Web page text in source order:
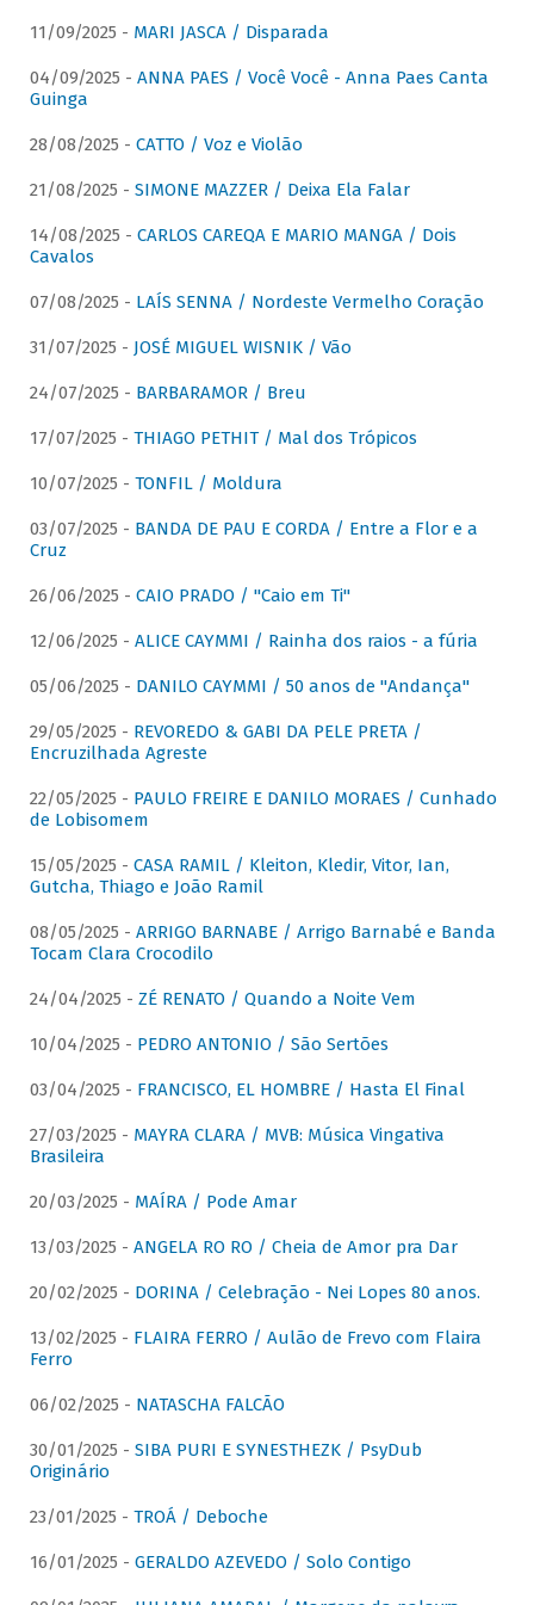
11/09/2025 - MARI JASCA / Disparada
04/09/2025 - ANNA PAES / Você Você - Anna Paes Canta
Guinga
28/08/2025 - CATTO / Voz e Violão
21/08/2025 - SIMONE MAZZER / Deixa Ela Falar
14/08/2025 - CARLOS CAREQA E MARIO MANGA / Dois
Cavalos
07/08/2025 - LAÍS SENNA / Nordeste Vermelho Coração
31/07/2025 - JOSÉ MIGUEL WISNIK / Vão
24/07/2025 - BARBARAMOR / Breu
17/07/2025 - THIAGO PETHIT / Mal dos Trópicos
10/07/2025 - TONFIL / Moldura
03/07/2025 - BANDA DE PAU E CORDA / Entre a Flor e a
Cruz
26/06/2025 - CAIO PRADO / "Caio em Ti"
12/06/2025 - ALICE CAYMMI / Rainha dos raios - a fúria
05/06/2025 - DANILO CAYMMI / 50 anos de "Andança"
29/05/2025 - REVOREDO & GABI DA PELE PRETA /
Encruzilhada Agreste
22/05/2025 - PAULO FREIRE E DANILO MORAES / Cunhado
de Lobisomem
15/05/2025 - CASA RAMIL / Kleiton, Kledir, Vitor, Ian,
Gutcha, Thiago e João Ramil
08/05/2025 - ARRIGO BARNABE / Arrigo Barnabé e Banda
Tocam Clara Crocodilo
24/04/2025 - ZÉ RENATO / Quando a Noite Vem
10/04/2025 - PEDRO ANTONIO / São Sertões
03/04/2025 - FRANCISCO, EL HOMBRE / Hasta El Final
27/03/2025 - MAYRA CLARA / MVB: Música Vingativa
Brasileira
20/03/2025 - MAÍRA / Pode Amar
13/03/2025 - ANGELA RO RO / Cheia de Amor pra Dar
20/02/2025 - DORINA / Celebração - Nei Lopes 80 anos.
13/02/2025 - FLAIRA FERRO / Aulão de Frevo com Flaira
Ferro
06/02/2025 - NATASCHA FALCÃO
30/01/2025 - SIBA PURI E SYNESTHEZK / PsyDub
Originário
23/01/2025 - TROÁ / Deboche
16/01/2025 - GERALDO AZEVEDO / Solo Contigo